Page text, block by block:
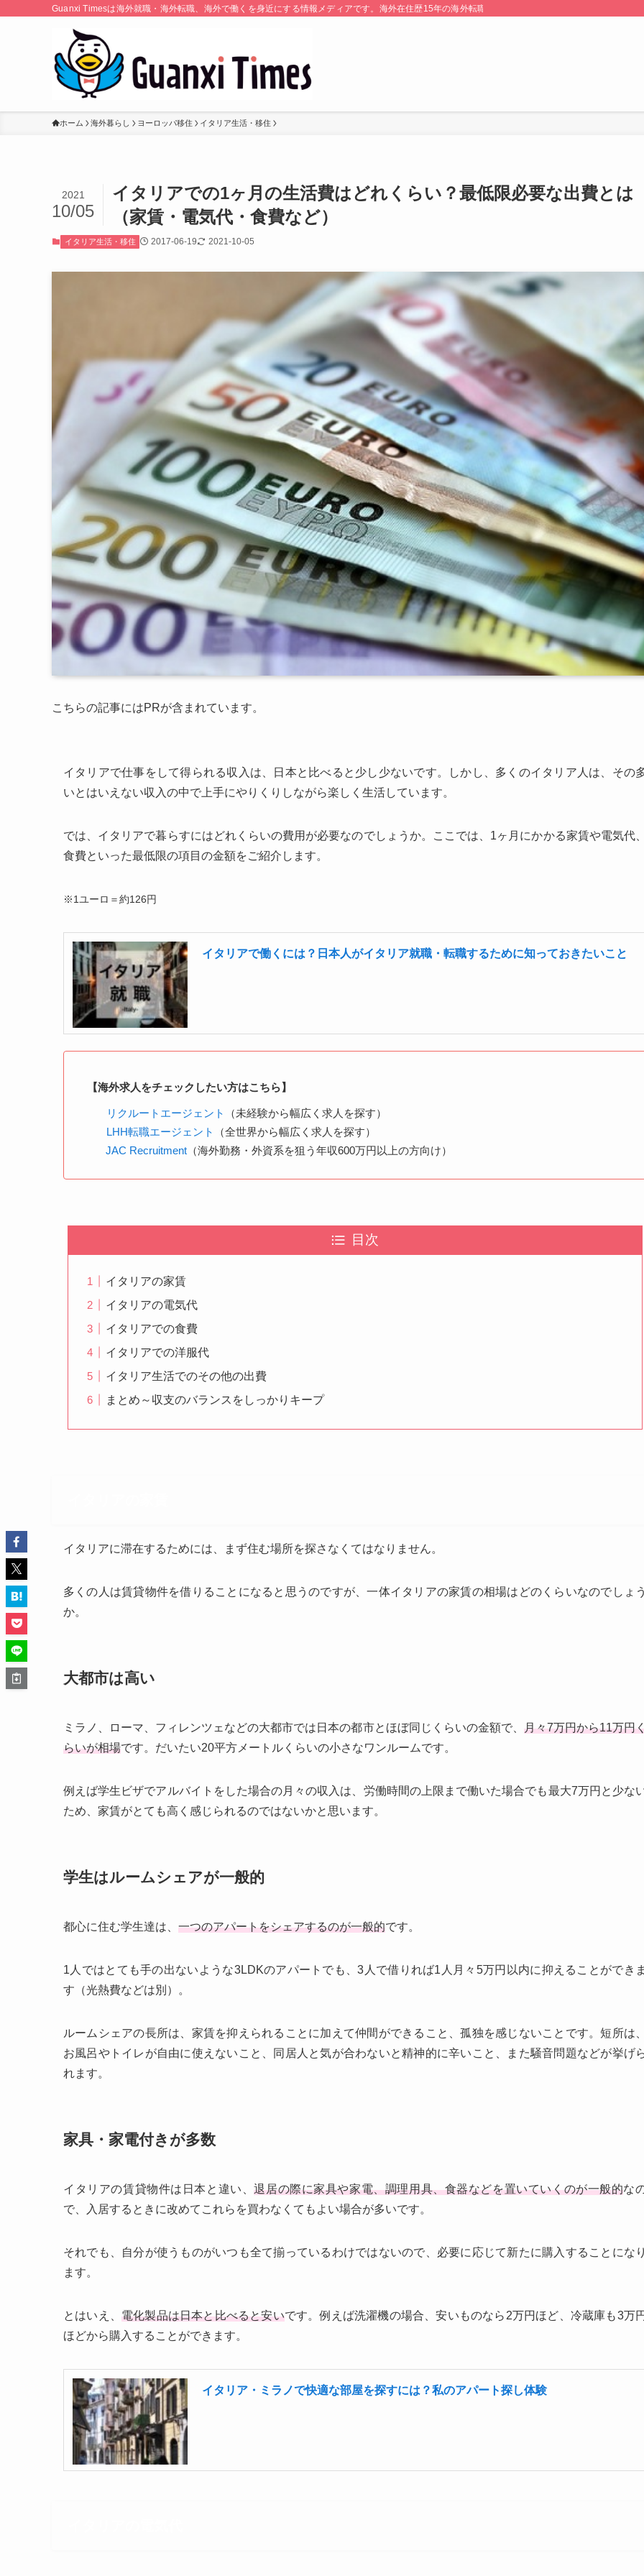
Guanxi Timesは海外就職・海外転職、海外で働くを身近にする情報メディアです。海外在住歴15年の海外転職のプロが監修・運営しています。
ホーム 海外暮らし ヨーロッパ移住 イタリア生活・移住
イタリアでの1ヶ月の生活費はどれくらい？最低限必要な出費とは
（家賃・電気代・食費など）
2021
10/05
イタリア生活・移住 2017-06-19 2021-10-05
こちらの記事にはPRが含まれています。
イタリアで仕事をして得られる収入は、日本と比べると少し少ないです。しかし、多くのイタリア人は、その
いとはいえない収入の中で上手にやりくりしながら楽しく生活しています。
では、イタリアで暮らすにはどれくらいの費用が必要なのでしょうか。ここでは、1ヶ月にかかる家賃や電気代
食費といった最低限の項目の金額をご紹介します。
※1ユーロ＝約126円
イタリアで働くには？日本人がイタリア就職・転職するために知っておきたいこと
【海外求人をチェックしたい方はこちら】
リクルートエージェント
（未経験から幅広く求人を探す）
LHH転職エージェント
（全世界から幅広く求人を探す）
JAC Recruitment （海外勤務・外資系を狙う年収600万円以上の方向け）
目次
イタリアの家賃
イタリアの電気代
イタリアでの食費
イタリアでの洋服代
イタリア生活でのその他の出費
まとめ～収支のバランスをしっかりキープ
イタリアに滞在するためには、まず住む場所を探さなくてはなりません。
多くの人は賃貸物件を借りることになると思うのですが、一体イタリアの家賃の相場はどのくらいなのでしょ
か。
大都市は高い
ミラノ、ローマ、フィレンツェなどの大都市では日本の都市とほぼ同じくらいの金額で、 月々7万円から11万円
らいが相場です。だいたい20平方メートルくらいの小さなワンルームです。
例えば学生ビザでアルバイトをした場合の月々の収入は、労働時間の上限まで働いた場合でも最大7万円と少な
ため、家賃がとても高く感じられるのではないかと思います。
学生はルームシェアが一般的
都心に住む学生達は、 一つのアパートをシェアするのが一般的です。
1人ではとても手の出ないような3LDKのアパートでも、3人で借りれば1人月々5万円以内に抑えることができ
す（光熱費などは別）。
ルームシェアの長所は、家賃を抑えられることに加えて仲間ができること、孤独を感じないことです。短所は
お風呂やトイレが自由に使えないこと、同居人と気が合わないと精神的に辛いこと、また騒音問題などが挙げ
れます。
家具・家電付きが多数
イタリアの賃貸物件は日本と違い、退居の際に家具や家電、調理用具、食器などを置いていくのが一般的な
で、入居するときに改めてこれらを買わなくてもよい場合が多いです。
それでも、自分が使うものがいつも全て揃っているわけではないので、必要に応じて新たに購入することにな
ます。
とはいえ、 電化製品は日本と比べると安いです。例えば洗濯機の場合、安いものなら2万円ほど、冷蔵庫も3万
ほどから購入することができます。
イタリア・ミラノで快適な部屋を探すには？私のアパート探し体験